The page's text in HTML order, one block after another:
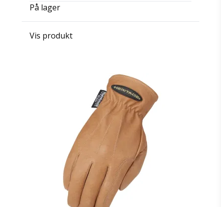
På lager
Vis produkt